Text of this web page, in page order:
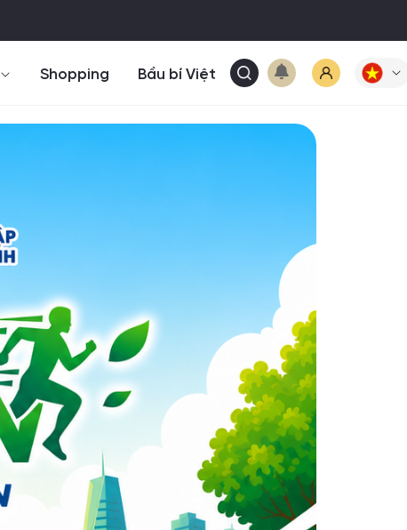
Shopping Bầu bí Việt